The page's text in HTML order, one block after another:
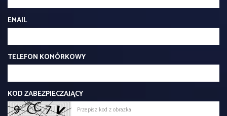
EMAIL
TELEFON KOMÓRKOWY
KOD ZABEZPIECZAJĄCY